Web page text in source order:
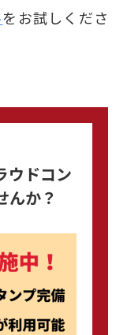
をお試しくださ
ウドコン
んか？